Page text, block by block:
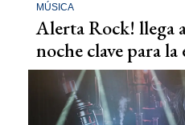
MÚSICA
Alerta Rock! llega
noche clave para la